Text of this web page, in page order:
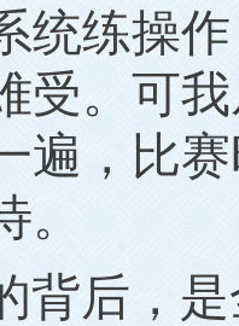
统练操
受。可
遍，比
背后，